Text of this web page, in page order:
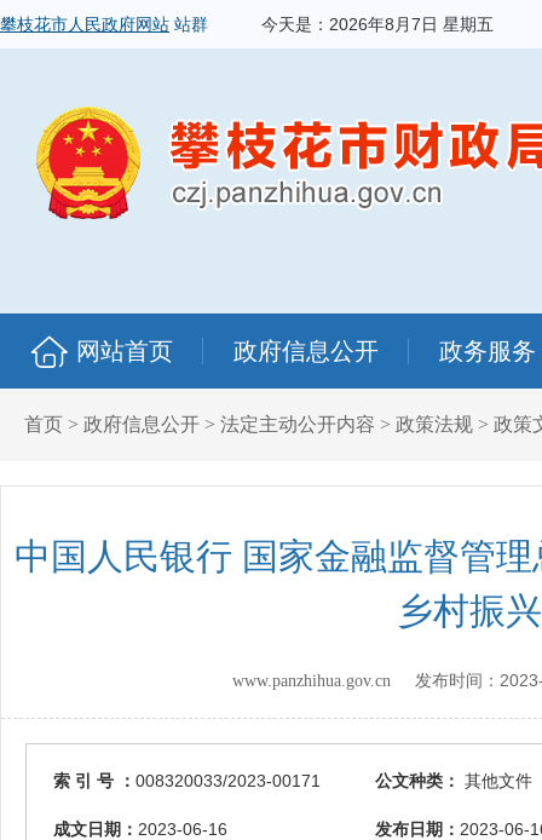
攀枝花市人民政府网站 站群 今天是： 2026年8月7日 星期五
网站首页 政府信息公开 政务服务
首页 > 政府信息公开 > 法定主动公开内容 > 政策法规 > 政策
中国人民银行 国家金融监督管
乡村振
www.panzhihua.gov.cn 发布时间：
索 引 号 ： 008320033/2023-00171 公文种类： 其他文件
成文日期： 2023-06-16 发布日期： 2023-06-